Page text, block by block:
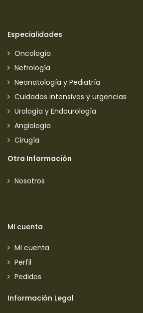
Especialidades
Oncología
Nefrología
Neonatología y Pediatría
Cuidados intensivos y urgencias
Urología y Endourología
Angiología
Cirugía
Otra Información
Nosotros
Mi cuenta
Mi cuenta
Perfil
Pedidos
Información Legal